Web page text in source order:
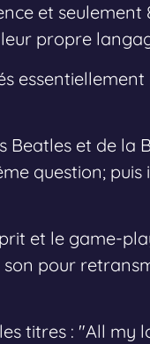
et
propre
Beatles et de la
question; puis
et le game-
pour
titres : "All my